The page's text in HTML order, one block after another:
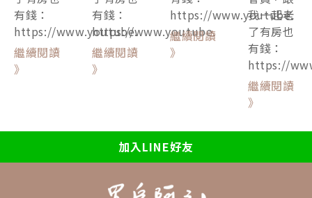
有錢：
https://www.youtube.
繼續閱讀
》
有錢：
https://www.youtube.
繼續閱讀
》
https://www.youtube.
繼續閱讀
》
我一起老
了有房也
有錢：
https://
繼續閱讀
》
加入LINE好友